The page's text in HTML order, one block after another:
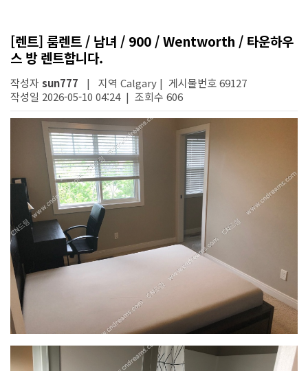
[렌트] 룸렌트 / 남녀 / 900 / Wentworth / 타운하우
스 방 렌트합니다.
작성자sun777 | 지역 Calgary | 게시물번호 69127
작성일 2026-05-10 04:24 | 조회수 606